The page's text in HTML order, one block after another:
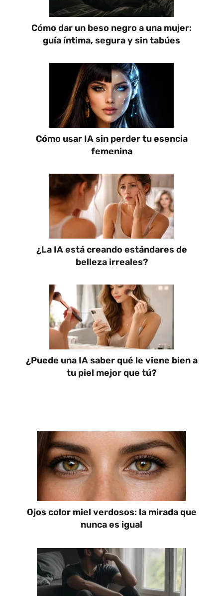
Cómo dar un beso negro a una mujer:
guía íntima, segura y sin tabúes
Cómo usar IA sin perder tu esencia
femenina
¿La IA está creando estándares de
belleza irreales?
¿Puede una IA saber qué le viene bien a
tu piel mejor que tú?
Ojos color miel verdosos: la mirada que
nunca es igual